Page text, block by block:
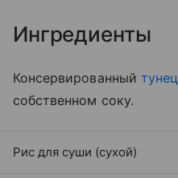
Ингредиенты
Консервированный тунец
собственном соку.
Рис для суши (сухой)